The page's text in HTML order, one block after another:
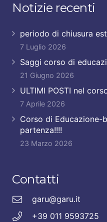
Notizie recenti
periodo di chiusura
7 Luglio 2026
Saggi corso di
21 Giugno 2026
ULTIMI POSTI nel
7 Aprile 2026
Corso di Educazione-
partenza!!!!
23 Marzo 2026
Contatti
garu@garu.it
+39 011 9593725